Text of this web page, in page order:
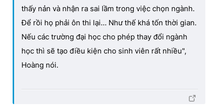
thấy nản và nhận ra sai lầm trong việc chọn ngành.
Để rồi họ phải ôn thi lại… Như thế khá tốn thời gian.
Nếu các trường đại học cho phép thay đổi ngành
học thì sẽ tạo điều kiện cho sinh viên rất nhiều",
Hoàng nói.